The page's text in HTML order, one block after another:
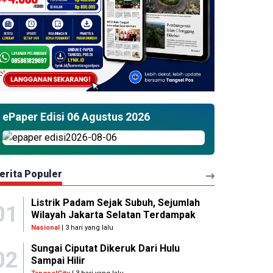
ePaper Edisi 06 Agustus 2026
Populer
Listrik Padam Sejak Subuh, Sejumlah
Wilayah Jakarta Selatan Terdampak
Nasional | 3 hari yang lalu
Sungai Ciputat Dikeruk Dari Hulu
Sampai Hilir